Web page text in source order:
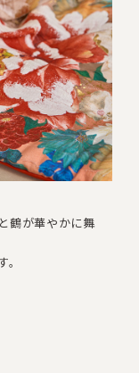
鶴が華やかに舞